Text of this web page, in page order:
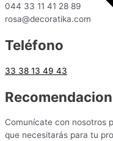
044 33 11 41 28 89
rosa@decoratika.com
Teléfono
33 38 13 49 43
Comunícate con nosotros
que necesitarás para tu